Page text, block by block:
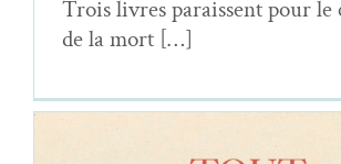
Trois livres parais­sent pour le
de la mort […]